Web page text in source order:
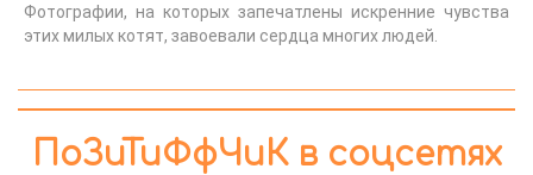
Фотографии, на которых запечатлены искренние чувства
этих милых котят, завоевали сердца многих людей.
ПоЗиТиФфЧиК в соцсетях